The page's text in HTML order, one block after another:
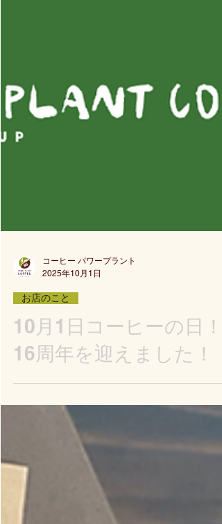
コーヒー パワープラント
2025年10月1日
10月1日コーヒーの日！
16周年を迎えました！